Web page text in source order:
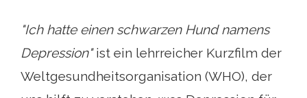
"Ich hatte einen schwarzen Hund namens
Depression"ist ein lehrreicher Kurzfilm der
Weltgesundheitsorganisation (WHO), der